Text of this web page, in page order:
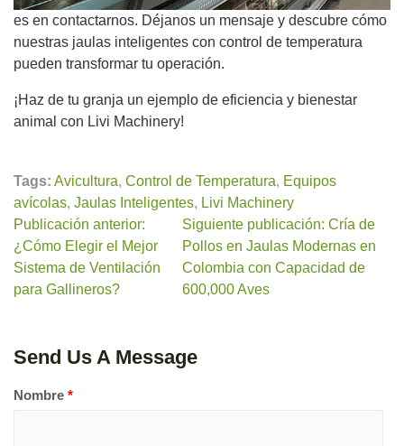
es en contactarnos. Déjanos un mensaje y descubre cómo
nuestras jaulas inteligentes con control de temperatura
pueden transformar tu operación.
¡Haz de tu granja un ejemplo de eficiencia y bienestar
animal con Livi Machinery!
Tags: Avicultura, Control de Temperatura, Equipos
avícolas, Jaulas Inteligentes, Livi Machinery
Publicación anterior:
¿Cómo Elegir el Mejor
Sistema de Ventilación
para Gallineros?
Siguiente publicación: Cría de
Pollos en Jaulas Modernas en
Colombia con Capacidad de
600,000 Aves
Send Us A Message
Nombre *